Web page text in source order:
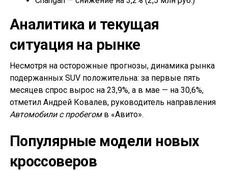
Аналитика и текущая
ситуация на рынке
Несмотря на осторожные прогнозы, динамика рынка
подержанных SUV положительна: за первые пять
месяцев спрос вырос на 23,9%, а в мае — на 30,6%,
отметил Андрей Ковалев, руководитель направления
Автомобили с пробегомв «Авито».
Популярные модели новых
кроссоверов